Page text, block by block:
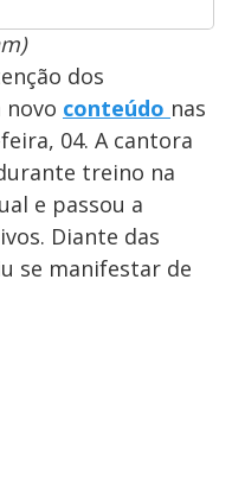
dos
conteúdo nas
04. A cantora
treino na
e passou a
Diante das
se manifestar de